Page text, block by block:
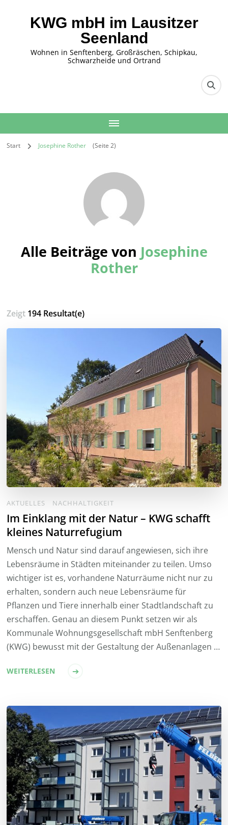
KWG mbH im Lausitzer
Seenland
Wohnen in Senftenberg, Großräschen, Schipkau,
Schwarzheide und Ortrand
Start Josephine Rother (Seite 2)
Alle Beiträge von Josephine
Rother
Zeigt 194 Resultat(e)
AKTUELLES NACHHALTIGKEIT
Im Einklang mit der Natur – KWG schafft
kleines Naturrefugium
Mensch und Natur sind darauf angewiesen, sich ihre
Lebensräume in Städten miteinander zu teilen. Umso
wichtiger ist es, vorhandene Naturräume nicht nur zu
erhalten, sondern auch neue Lebensräume für
Pflanzen und Tiere innerhalb einer Stadtlandschaft zu
erschaffen. Genau an diesem Punkt setzen wir als
Kommunale Wohnungsgesellschaft mbH Senftenberg
(KWG) bewusst mit der Gestaltung der Außenanlagen …
WEITERLESEN